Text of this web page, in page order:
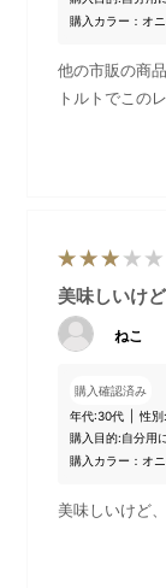
5種の野菜のミネ
野菜やしいたけ
のスープです。
（国産）、ごぼ
防止剤（V．E）
魚介のチャウダー
鯛とあさりのだ
やセロリがスー
立てます。
ス、でん粉、野
油、香辛料、食
て貝、玉ねぎ、
購入カラー：オ
他の市販の商
トルトでこの
美味しいけ
ねこ
購入確認済み
年代:30代 性別:
購入目的:自分用
購入カラー：オ
美味しいけど